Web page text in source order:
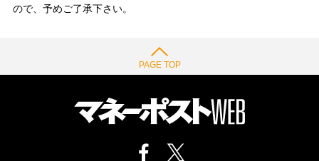
ので、予めご了承下さい。
PAGE TOP